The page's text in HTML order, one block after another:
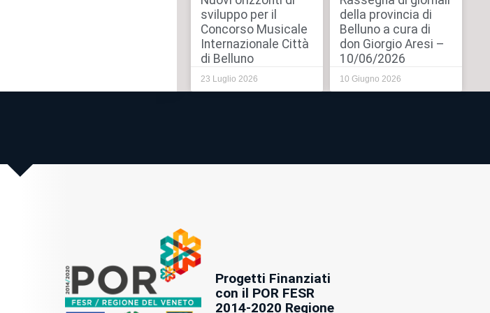
sviluppo per il
Concorso Musicale
Internazionale Città
di Belluno
23 Luglio 2026
della provincia di
Belluno a cura di
don Giorgio Aresi –
10/06/2026
10 Giugno 2026
Progetti Finanziati
con il POR FESR
2014-2020 Regione